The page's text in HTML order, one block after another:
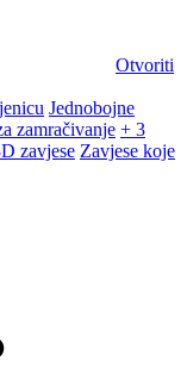
Otvoriti
Jednobojne
zamračivanje + 3
zavjese Zavjese koje